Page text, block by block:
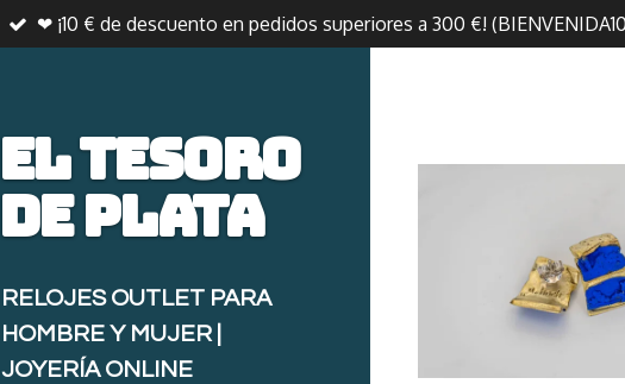
❤ ¡10 € de descuento en pedidos superiores a 300 €!
El tesoro
deplata
RELOJES OUTLET PARA
HOMBRE Y MUJER |
JOYERÍA ONLINE